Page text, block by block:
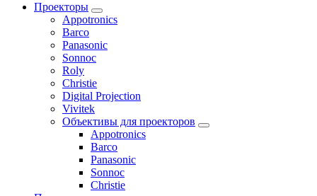
Проекторы
Appotronics
Barco
Panasonic
Sonnoc
Roly
Christie
Digital Projection
Vivitek
Объективы для проекторов
Appotronics
Barco
Panasonic
Sonnoc
Сhristie